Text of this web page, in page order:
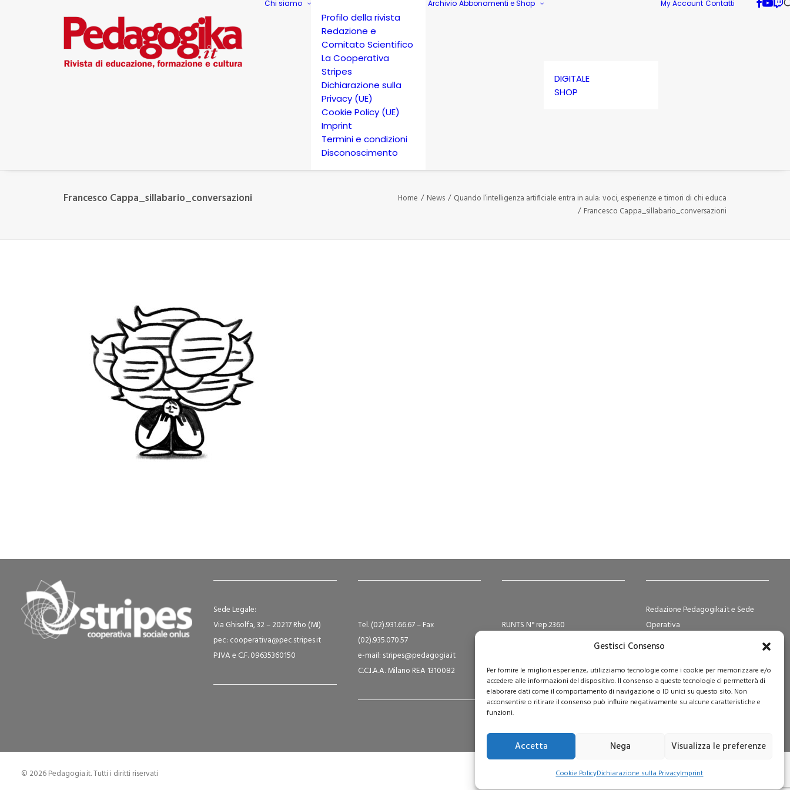
Gestisci Consenso
Per fornire le migliori esperienze, utilizziamo tecnologie come i cookie per memorizzare e/o
accedere alle informazioni del dispositivo. Il consenso a queste tecnologie ci permetterà di
elaborare dati come il comportamento di navigazione o ID unici su questo sito. Non
acconsentire o ritirare il consenso può influire negativamente su alcune caratteristiche e
funzioni.
Accetta Nega Visualizza le preferenze
Cookie PolicyDichiarazione sulla PrivacyImprint
Chi siamo
Profilo della rivista
Redazione e
Comitato Scientifico
La Cooperativa
Stripes
Dichiarazione sulla
Privacy (UE)
Cookie Policy (UE)
Imprint
Termini e condizioni
Disconoscimento
Archivio Abbonamenti e Shop
DIGITALE
SHOP
My Account Contatti
Francesco Cappa_sillabario_conversazioni Home News
Quando l’intelligenza artificiale entra in aula: voci, esperienze e timori di chi educa
Francesco Cappa_sillabario_conversazioni
Sede Legale:
Via Ghisolfa, 32 – 20217 Rho (MI)
pec: cooperativa@pec.stripes.it
P.IVA e C.F. 09635360150
Tel. (02).931.66.67 – Fax
(02).935.070.57
e-mail: stripes@pedagogia.it
C.C.I.A.A. Milano REA 1310082
RUNTS N° rep.2360
Albo Società Cooperative N°
Capitale Sociale i.v. € 365.108,00
Redazione Pedagogika.it e Sede
Operativa
Via San Domenico Savio, 6 – 20017
Reg. Tribunale: n. 187 del 29/03/97 |
ISSN: 1593-2259
Web:www.pedagogia.it
© 2026 Pedagogia.it. Tutti i diritti riservati